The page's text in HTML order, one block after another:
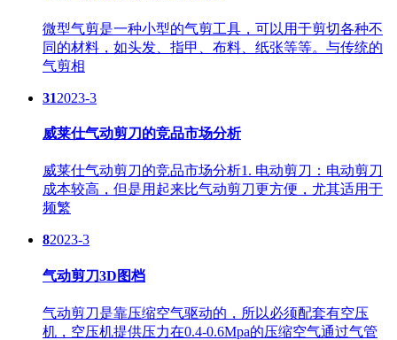
微型气剪是一种小型的气剪工具，可以用于剪切各种不
同的材料，如头发、指甲、布料、纸张等等。与传统的
气剪相
312023-3
威莱仕气动剪刀的竞品市场分析
威莱仕气动剪刀的竞品市场分析1. 电动剪刀：电动剪刀
成本较高，但是用起来比气动剪刀更方便，尤其适用于
频繁
82023-3
气动剪刀3D图档
气动剪刀是靠压缩空气驱动的，所以必须配套有空压
机，空压机提供压力在0.4-0.6Mpa的压缩空气通过气管